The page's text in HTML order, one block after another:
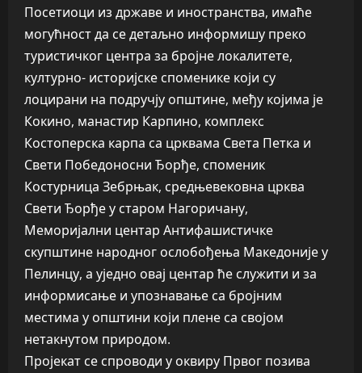
Посетиоци из државе и иностранства, имаће
могућност да се детаљно информишу преко
туристичког центра за бројне локалитете,
културно- историјске споменике који су
лоцирани на подручју општине, међу којима је
Кокино, манастир Карпино, комплекс
Костоперска карпа са црквама Света Петка и
Свети Победоносни Ђорђе, споменик
Костурница Зебрњак, средњевековна црква
Свети Ђорђе у старом Нагоричану,
Меморијални центар Антифашистичке
скупштине народног ослобођења Македоније у
Пелинцу, а уједно овај центар ће служити и за
информисање и упознавање са бројним
местима у општини који плене са својом
нетакнутом природом.
Пројекат се спроводи у оквиру Првог позива